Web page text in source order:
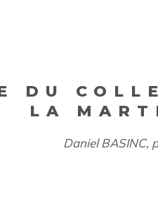
DU
LA
Daniel BASINC,